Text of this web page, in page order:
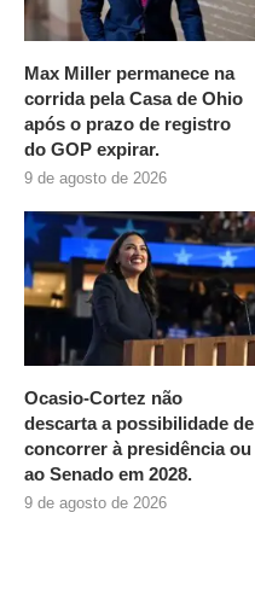
Max Miller permanece na
corrida pela Casa de Ohio
após o prazo de registro
do GOP expirar.
9 de agosto de 2026
Ocasio-Cortez não
descarta a possibilidade de
concorrer à presidência ou
ao Senado em 2028.
9 de agosto de 2026